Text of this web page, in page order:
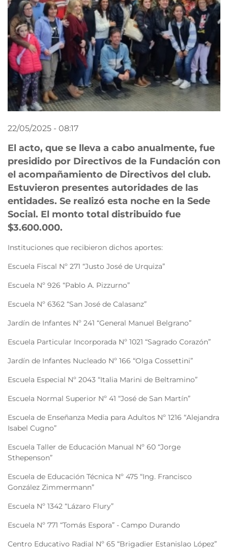
22/05/2025 - 08:17
El acto, que se lleva a cabo anualmente, fue
presidido por Directivos de la Fundación con
el acompañamiento de Directivos del club.
Estuvieron presentes autoridades de las
entidades. Se realizó esta noche en la Sede
Social. El monto total distribuido fue
$3.600.000.
Instituciones que recibieron dichos aportes:
Escuela Fiscal Nº 271 “Justo José de Urquiza”
Escuela Nº 926 “Pablo A. Pizzurno”
Escuela Nº 6362 “San José de Calasanz”
Jardín de Infantes Nº 241 “General Manuel Belgrano”
Escuela Particular Incorporada Nº 1021 “Sagrado Corazón”
Jardín de Infantes Nucleado Nº 166 “Olga Cossettini”
Escuela Especial Nº 2043 “Italia Marini de Beltramino”
Escuela Normal Superior Nº 41 “José de San Martín”
Escuela de Enseñanza Media para Adultos Nº 1216 “Alejandra
Isabel Cugno”
Escuela Taller de Educación Manual Nº 60 “Jorge
Sthepenson”
Escuela de Educación Técnica Nº 475 “Ing. Francisco
González Zimmermann”
Escuela Nº 1342 “Lázaro Flury”
Escuela Nº 771 “Tomás Espora” - Campo Durando
Centro Educativo Radial Nº 65 “Brigadier Estanislao López”